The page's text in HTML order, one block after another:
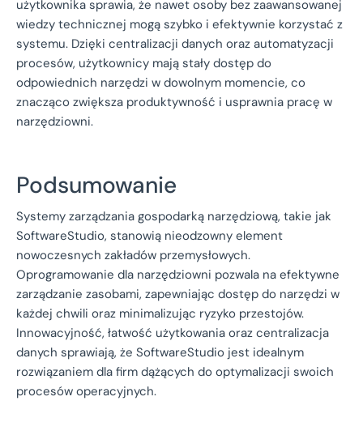
użytkownika sprawia, że nawet osoby bez zaawansowanej
wiedzy technicznej mogą szybko i efektywnie korzystać z
systemu. Dzięki centralizacji danych oraz automatyzacji
procesów, użytkownicy mają stały dostęp do
odpowiednich narzędzi w dowolnym momencie, co
znacząco zwiększa produktywność i usprawnia pracę w
narzędziowni.
Podsumowanie
Systemy zarządzania gospodarką narzędziową, takie jak
SoftwareStudio, stanowią nieodzowny element
nowoczesnych zakładów przemysłowych.
Oprogramowanie dla narzędziowni pozwala na efektywne
zarządzanie zasobami, zapewniając dostęp do narzędzi w
każdej chwili oraz minimalizując ryzyko przestojów.
Innowacyjność, łatwość użytkowania oraz centralizacja
danych sprawiają, że SoftwareStudio jest idealnym
rozwiązaniem dla firm dążących do optymalizacji swoich
procesów operacyjnych.